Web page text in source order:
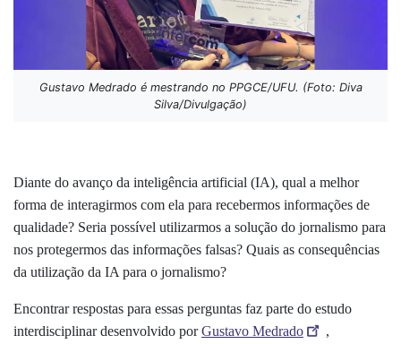
Gustavo Medrado é mestrando no PPGCE/UFU. (Foto: Diva
Silva/Divulgação)
Diante do avanço da inteligência artificial (IA), qual a melhor
forma de interagirmos com ela para recebermos informações de
qualidade? Seria possível utilizarmos a solução do jornalismo para
nos protegermos das informações falsas? Quais as consequências
da utilização da IA para o jornalismo?
Encontrar respostas para essas perguntas faz parte do estudo
interdisciplinar desenvolvido porGustavo Medrado
,